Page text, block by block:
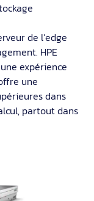
de l’edge
HPE
expérience
une
dans
partout dans